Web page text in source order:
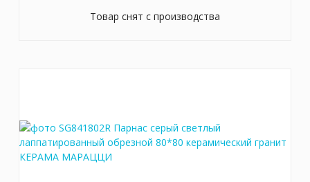
Товар снят с производства